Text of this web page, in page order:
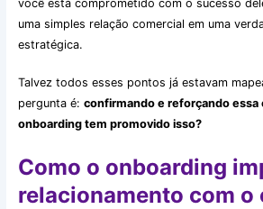
você está comprometido com o sucesso
uma simples relação comercial em uma
estratégica.
Talvez todos esses pontos já estavam
pergunta é: confirmando e reforçando essa
onboarding tem promovido isso?
Como o onboarding
relacionamento com o